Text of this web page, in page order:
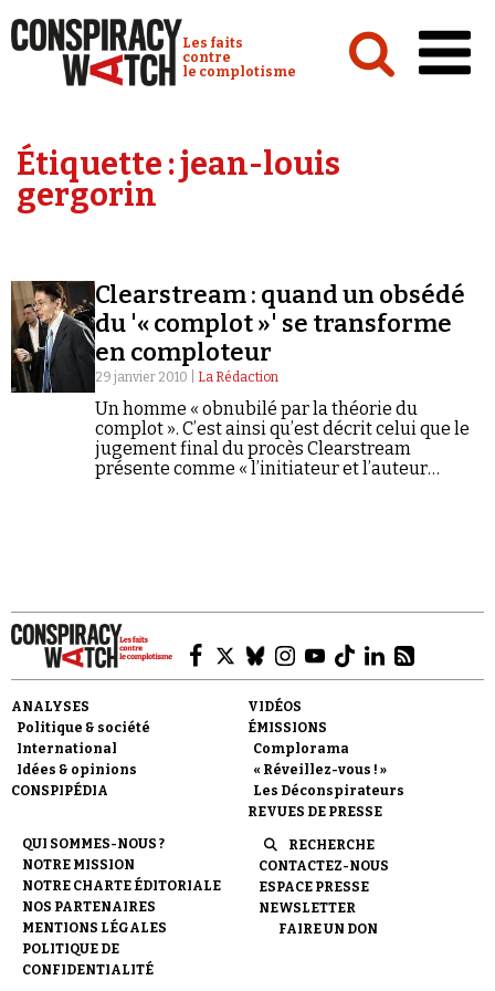
Conspiracy Watch :
Les faits
contre
le complotisme
Analyses
Émissions
Revues de presse
Faire un don
Étiquette :jean-louis
gergorin
Clearstream : quand un obsédé
du '« complot »' se transforme
en comploteur
29 janvier 2010 | La Rédaction
Un homme « obnubilé par la théorie du
complot ». C’est ainsi qu’est décrit celui que le
jugement final du procès Clearstream
présente comme « l’initiateur et l’auteur
ANALYSES
Politique & société
International
Idées & opinions
CONSPIPÉDIA
VIDÉOS
ÉMISSIONS
Complorama
« Réveillez-vous ! »
Les Déconspirateurs
REVUES DE PRESSE
QUI SOMMES-NOUS ?
NOTRE MISSION
NOTRE CHARTE ÉDITORIALE
NOS PARTENAIRES
MENTIONS LÉGALES
POLITIQUE DE
CONFIDENTIALITÉ
RECHERCHE
CONTACTEZ-NOUS
ESPACE PRESSE
NEWSLETTER
FAIRE UN DON